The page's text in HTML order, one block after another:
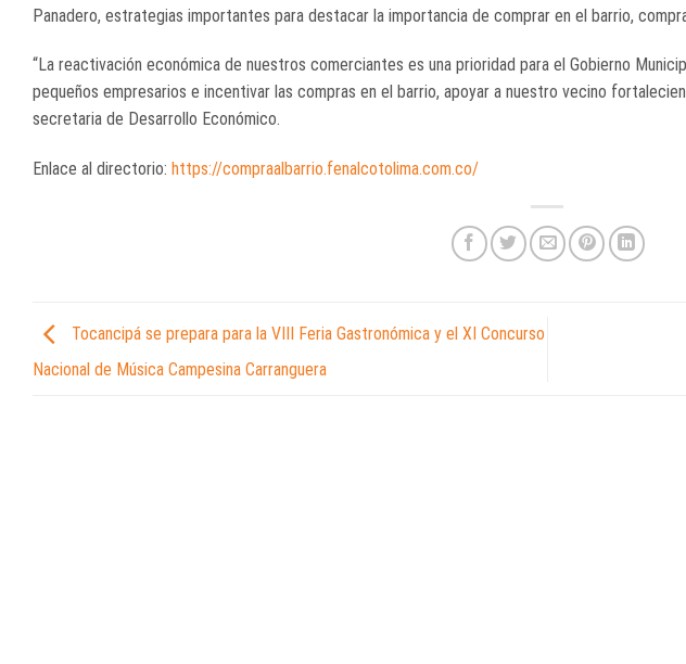
Panadero, estrategias importantes para destacar la importancia de comprar en el barrio,
“La reactivación económica de nuestros comerciantes es una prioridad para el Gobierno
pequeños empresarios e incentivar las compras en el barrio, apoyar a nuestro vecino
secretaria de Desarrollo Económico.
Enlace al directorio: https://compraalbarrio.fenalcotolima.com.co/
Tocancipá se prepara para la VIII Feria Gastronómica y el XI Concurso
Nacional de Música Campesina Carranguera